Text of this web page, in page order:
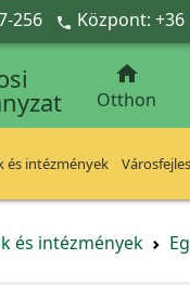
256  Központ: +36

Otthon
és intézmények
és intézmények